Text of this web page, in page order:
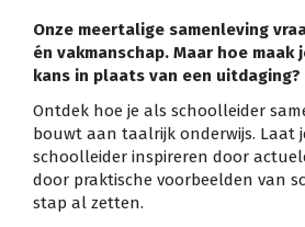
Onze meertalige samenleving
én vakmanschap. Maar hoe maak
kans in plaats van een uitdaging?
Ontdek hoe je als schoolleider
bouwt aan taalrijk onderwijs. Laat
schoolleider inspireren door
door praktische voorbeelden van
stap al zetten.